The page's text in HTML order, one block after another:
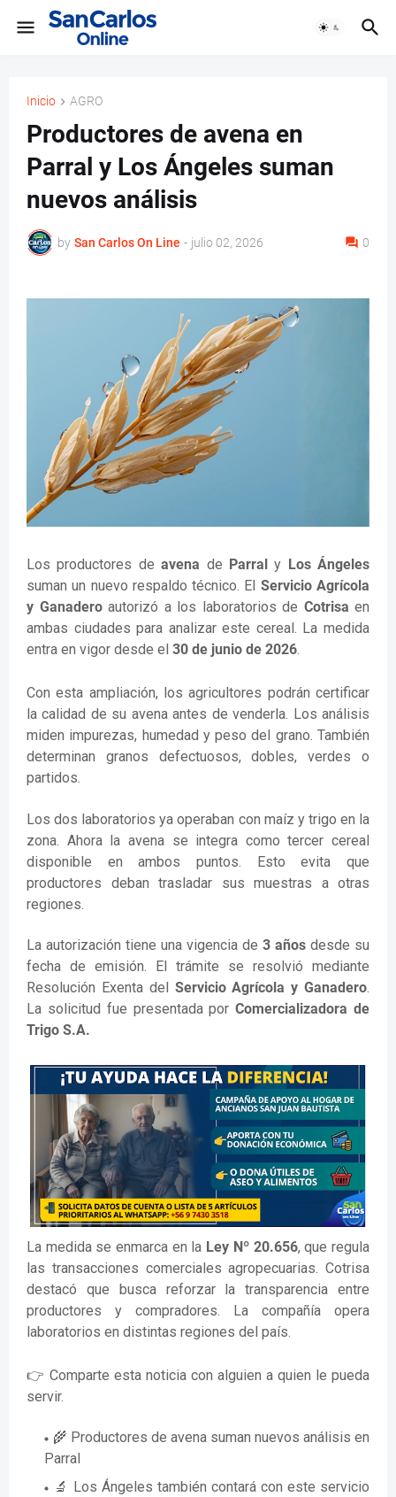
Inicio AGRO
Productores de avena en
Parral y Los Ángeles suman
nuevos análisis
by San Carlos On Line - julio 02, 2026 0
Los productores deavena de Parral y Los Ángeles
suman un nuevo respaldo técnico. El Servicio Agrícola
y Ganaderoautorizó a los laboratorios de Cotrisa en
ambas ciudades para analizar este cereal. La medida
entra en vigor desde el 30 de junio de 2026.
Con esta ampliación, los agricultores podrán certificar
la calidad de su avena antes de venderla. Los análisis
miden impurezas, humedad y peso del grano. También
determinan granos defectuosos, dobles, verdes o
partidos.
Los dos laboratorios ya operaban con maíz y trigo en la
zona. Ahora la avena se integra como tercer cereal
disponible en ambos puntos. Esto evita que
productores deban trasladar sus muestras a otras
regiones.
La autorización tiene una vigencia de 3 años desde su
fecha de emisión. El trámite se resolvió mediante
Resolución Exenta del Servicio Agrícola y Ganadero.
La solicitud fue presentada porComercializadora de
Trigo S.A.
La medida se enmarca en la Ley Nº 20.656, que regula
las transacciones comerciales agropecuarias. Cotrisa
destacó que busca reforzar la transparencia entre
productores y compradores. La compañía opera
laboratorios en distintas regiones del país.
👉 Comparte esta noticia con alguien a quien le pueda
servir.
🌾 Productores de avena suman nuevos análisis en
Parral
🔬 Los Ángeles también contará con este servicio